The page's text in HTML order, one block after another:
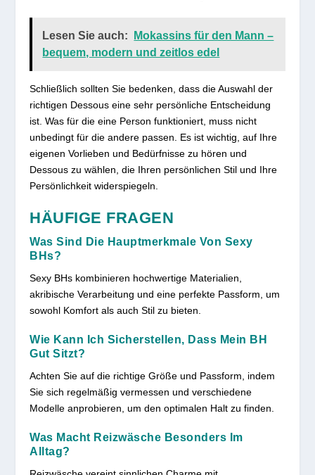
Lesen Sie auch:
Mokassins für den Mann –
bequem, modern und zeitlos edel
Schließlich sollten Sie bedenken, dass die Auswahl der
richtigen Dessous eine sehr persönliche Entscheidung
ist. Was für die eine Person funktioniert, muss nicht
unbedingt für die andere passen. Es ist wichtig, auf Ihre
eigenen Vorlieben und Bedürfnisse zu hören und
Dessous zu wählen, die Ihren persönlichen Stil und Ihre
Persönlichkeit widerspiegeln.
HÄUFIGE FRAGEN
Was Sind Die Hauptmerkmale Von Sexy
BHs?
Sexy BHs kombinieren hochwertige Materialien,
akribische Verarbeitung und eine perfekte Passform, um
sowohl Komfort als auch Stil zu bieten.
Wie Kann Ich Sicherstellen, Dass Mein BH
Gut Sitzt?
Achten Sie auf die richtige Größe und Passform, indem
Sie sich regelmäßig vermessen und verschiedene
Modelle anprobieren, um den optimalen Halt zu finden.
Was Macht Reizwäsche Besonders Im
Alltag?